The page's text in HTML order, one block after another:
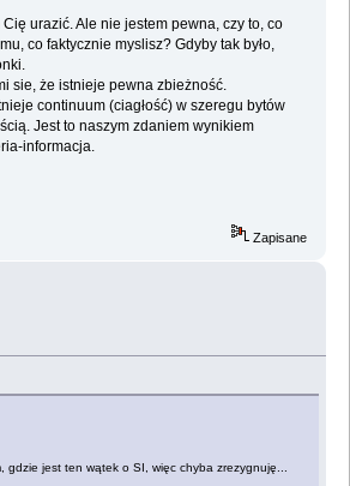
urazić. Ale nie jestem pewna, czy to, co
co faktycznie myslisz? Gdyby tak było,
sie, że istnieje pewna zbieżność.
continuum (ciagłość) w szeregu bytów
Jest to naszym zdaniem wynikiem
informacja.
Zapisane
gdzie jest ten wątek o SI, więc chyba zrezygnuję...